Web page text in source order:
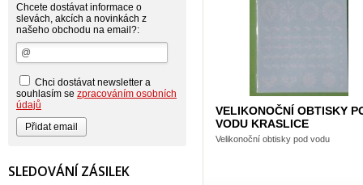
VELIKONOČNÍ OBTISKY
VODU KRASLICE
Velikonoční obtisky pod vodu
Atlantic
AutoMax Group
Axcentive
BaL
Bateria
Beauty Lille
Beiersdorf - Nivea
Bella
Benkor
BERGEN S. R. L.
Bettina Barty
Bio-repel
Bioclean
Chcete dostávat informace o
slevách, akcích a novinkách z
našeho obchodu na email?:
Chci dostávat newsletter a
souhlasím se zpracováním osobních
údajů
SLEDOVÁNÍ ZÁSILEK